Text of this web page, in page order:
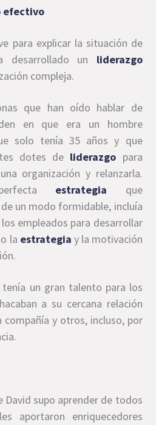
efectivo
para explicar la situación de
desarrollado un liderazgo
compleja.
que han oído hablar de
en que era un hombre
solo tenía 35 años y que
dotes de liderazgo para
organización y relanzarla.
estrategia que
un modo formidable, incluía
empleados para desarrollar
la estrategia y la motivación
tenía un gran talento para los
a su cercana relación
compañía y otros, incluso, por
David supo aprender de todos
aportaron enriquecedores